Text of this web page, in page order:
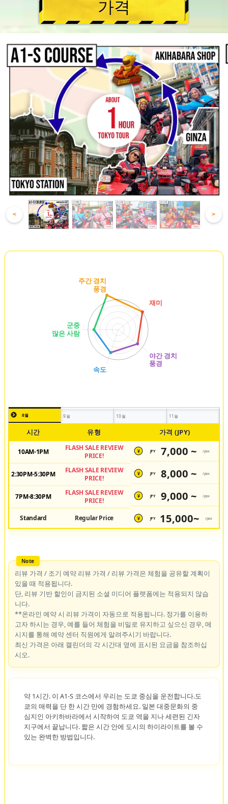
가격
< >
8월 9월 10월 11월
시간 유형 가격 (JPY)
10AM-1PM
FLASH SALE REVIEW
PRICE!
¥ JPY 7,000 ~ /pax
2:30PM-5:30PM
FLASH SALE REVIEW
PRICE!
¥ JPY 8,000 ~ /pax
7PM-8:30PM
FLASH SALE REVIEW
PRICE!
¥ JPY 9,000 ~ /pax
Standard Regular Price ¥ JPY 15,000~ /pax
리뷰 가격 / 조기 예약 리뷰 가격 / 리뷰 가격은 체험을 공유할 계획이
있을 때 적용됩니다.
단, 리뷰 기반 할인이 금지된 소셜 미디어 플랫폼에는 적용되지 않습
니다.
**온라인 예약 시 리뷰 가격이 자동으로 적용됩니다. 정가를 이용하
고자 하시는 경우, 예를 들어 체험을 비밀로 유지하고 싶으신 경우, 메
시지를 통해 예약 센터 직원에게 알려주시기 바랍니다.
최신 가격은 아래 캘린더의 각 시간대 옆에 표시된 요금을 참조하십
시오.
약 1시간. 이 A1-S 코스에서 우리는 도쿄 중심을 운전합니다.도
쿄의 매력을 단 한 시간 만에 경험하세요. 일본 대중문화의 중
심지인 아키하바라에서 시작하여 도쿄 역을 지나 세련된 긴자
지구에서 끝납니다. 짧은 시간 안에 도시의 하이라이트를 볼 수
있는 완벽한 방법입니다.